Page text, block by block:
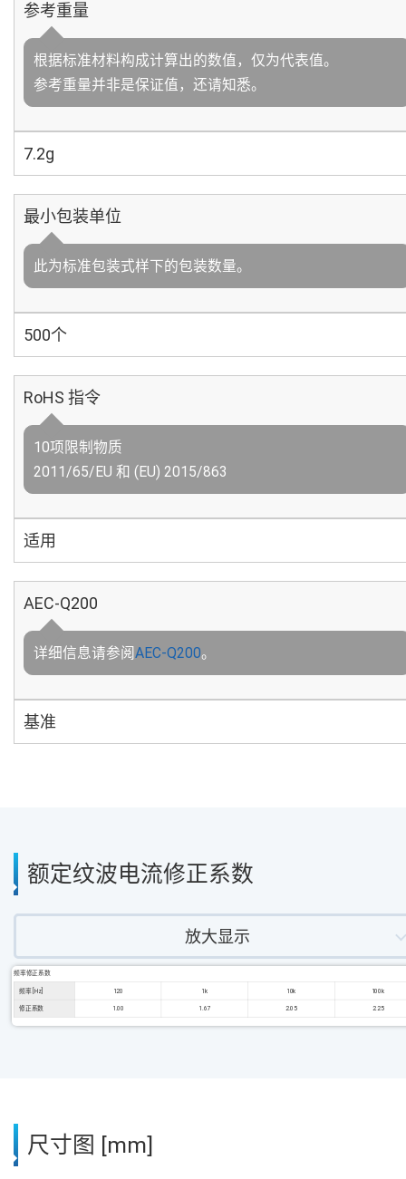
参考重量
根据标准材料构成计算出的数值，仅为代表值。
参考重量并非是保证值，还请知悉。
7.2g
最小包装单位
此为标准包装式样下的包装数量。
500个
RoHS 指令
10项限制物质
2011/65/EU 和 (EU) 2015/863
适用
AEC-Q200
详细信息请参阅AEC-Q200。
基准
额定纹波电流修正系数
放大显示
频率修正系数
频率 [Hz] 120 1k 10k 100k
修正系数 1.00 1.67 2.05 2.25
尺寸图 [mm]